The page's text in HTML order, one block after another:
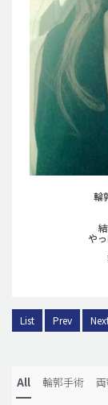
輪
や
List Prev
All 輪郭手術